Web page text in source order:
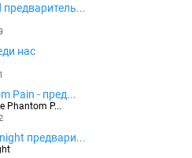
предваритель...
нас
Pain - пред...
Phantom P...
предвари...